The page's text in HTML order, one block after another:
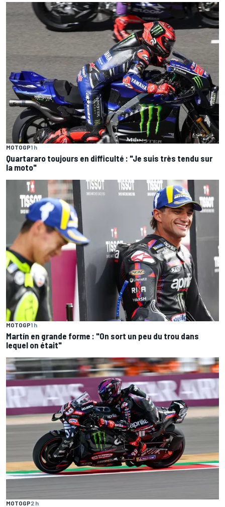
MOTOGP1 h
Quartararo toujours en difficulté : "Je suis très tendu sur
la moto"
MOTOGP1 h
Martín en grande forme : "On sort un peu du trou dans
lequel on était"
MOTOGP2 h